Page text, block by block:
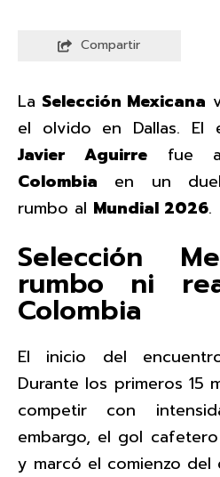
Compartir
La Selección Mexicana
el olvido en Dallas. El
Javier Aguirrefue
Colombia en un
rumbo al Mundial 2026.
Selección
rumbo ni
Colombia
El inicio del
Durante los primeros 15
competir con
embargo, el gol
y marcó el comienzo del